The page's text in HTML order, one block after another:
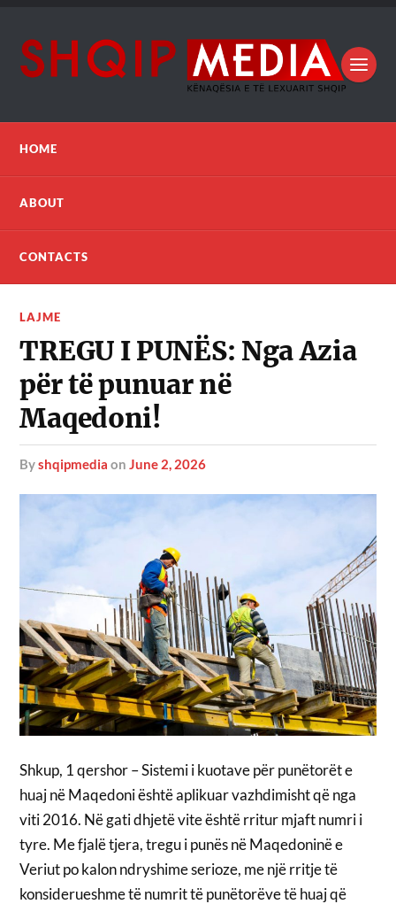
HOME
ABOUT
CONTACTS
LAJME
TREGU I PUNËS: Nga Azia
për të punuar në
Maqedoni!
byshqipmedia onJune 2, 2026
Shkup, 1 qershor – Sistemi i kuotave për punëtorët e
huaj në Maqedoni është aplikuar vazhdimisht që nga
viti 2016. Në gati dhjetë vite është rritur mjaft numri i
tyre. Me fjalë tjera, tregu i punës në Maqedoninë e
Veriut po kalon ndryshime serioze, me një rritje të
konsiderueshme të numrit të punëtorëve të huaj që